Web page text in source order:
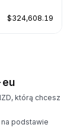
$324,608.19
eu
którą chcesz
podstawie